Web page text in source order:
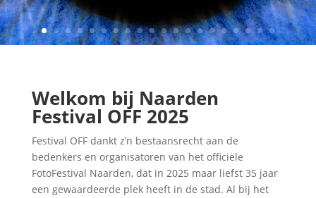
Welkom bij Naarden
Festival OFF 2025
Festival OFF dankt z’n bestaansrecht aan de
bedenkers en organisatoren van het officiële
FotoFestival Naarden, dat in 2025 maar liefst 35 jaar
een gewaardeerde plek heeft in de stad. Al bij het